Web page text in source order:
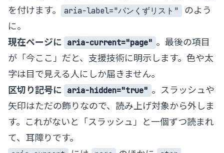
を付けます。
aria-label="パンくずリスト"
のよう
に。
現在ページに aria-current="page" 。最後の項目
が「今ここ」だと、支援技術に明示します。色や太
字は目で見える人にしか届きません。
区切り記号に aria-hidden="true" 。スラッシュや
矢印はただの飾りなので、読み上げ対象から外しま
す。これがないと「スラッシュ」と一個ずつ読まれ
て、耳障りです。